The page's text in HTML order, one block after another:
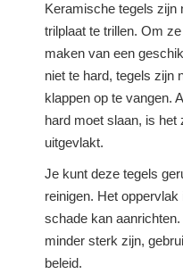
Keramische tegels zijn
trilplaat te trillen. Om
maken van een
niet te hard, tegels zijn
klappen op te vangen.
hard moet slaan, is het
uitgevlakt.
Je kunt deze tegels
reinigen. Het
schade kan
minder sterk zijn,
beleid.